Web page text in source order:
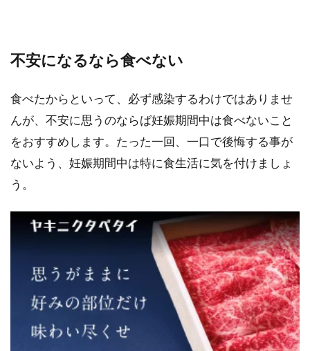
不安になるなら食べない
食べたからといって、必ず感染するわけではありませ
んが、不安に思うのならば妊娠期間中は食べないこと
をおすすめします。たった一回、一口で後悔する事が
ないよう、妊娠期間中は特に食生活に気を付けましょ
う。